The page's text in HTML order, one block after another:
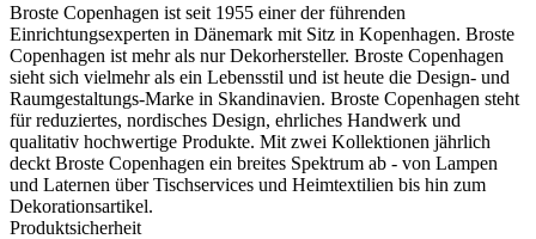
Broste Copenhagen ist seit 1955 einer der führenden
Einrichtungsexperten in Dänemark mit Sitz in Kopenhagen. Broste
Copenhagen ist mehr als nur Dekorhersteller. Broste Copenhagen
sieht sich vielmehr als ein Lebensstil und ist heute die Design- und
Raumgestaltungs-Marke in Skandinavien. Broste Copenhagen steht
für reduziertes, nordisches Design, ehrliches Handwerk und
qualitativ hochwertige Produkte. Mit zwei Kollektionen jährlich
deckt Broste Copenhagen ein breites Spektrum ab - von Lampen
und Laternen über Tischservices und Heimtextilien bis hin zum
Dekorationsartikel.
Produktsicherheit